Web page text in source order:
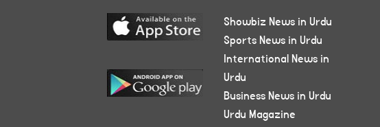
Showbiz News in Urdu
Sports News in Urdu
International News in
Urdu
Business News in Urdu
Urdu Magazine